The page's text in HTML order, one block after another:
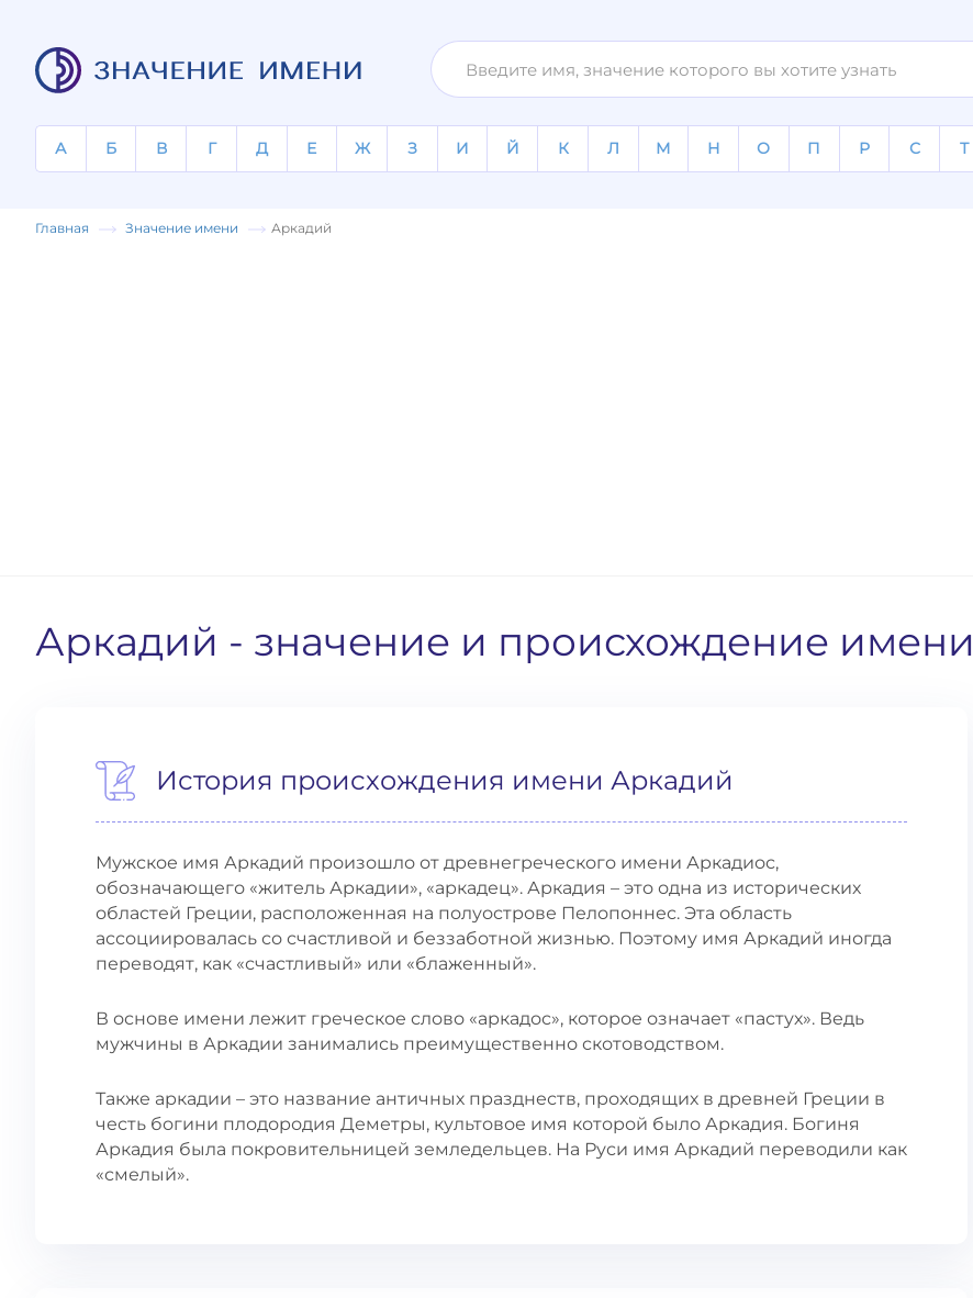
А Б В Г Д Е Ж З И Й К Л М Н О П Р С Т
Главная Значение имени Аркадий
Аркадий - значение и происхождение имени
История происхождения имени Аркадий
Мужское имя Аркадий произошло от древнегреческого имени Аркадиос,
обозначающего «житель Аркадии», «аркадец». Аркадия – это одна из исторических
областей Греции, расположенная на полуострове Пелопоннес. Эта область
ассоциировалась со счастливой и беззаботной жизнью. Поэтому имя Аркадий иногда
переводят, как «счастливый» или «блаженный».
В основе имени лежит греческое слово «аркадос», которое означает «пастух». Ведь
мужчины в Аркадии занимались преимущественно скотоводством.
Также аркадии – это название античных празднеств, проходящих в древней Греции в
честь богини плодородия Деметры, культовое имя которой было Аркадия. Богиня
Аркадия была покровительницей земледельцев. На Руси имя Аркадий переводили как
«смелый».